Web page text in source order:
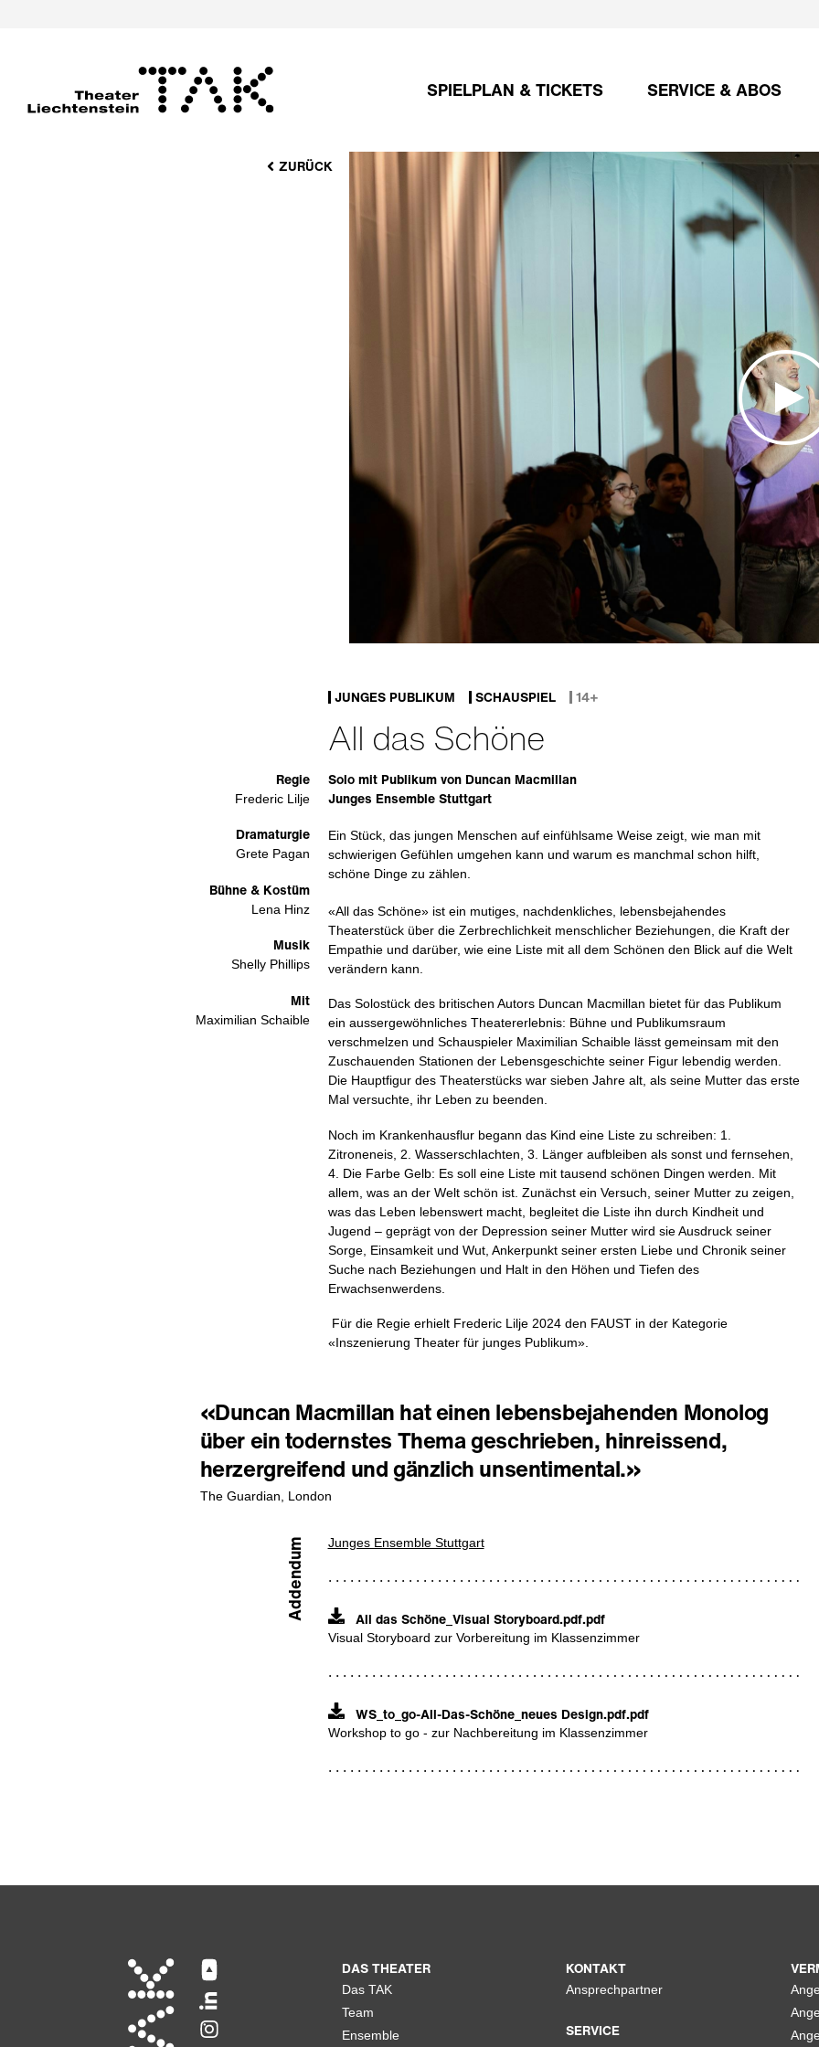
SPIELPLAN & TICKETS SERVICE & ABOS
ZURÜCK
JUNGES PUBLIKUM SCHAUSPIEL 14+
All das Schöne
Solo mit Publikum von Duncan Macmillan
Junges Ensemble Stuttgart
Ein Stück, das jungen Menschen auf einfühlsame Weise zeigt, wie man mit
schwierigen Gefühlen umgehen kann und warum es manchmal schon hilft,
schöne Dinge zu zählen.
«All das Schöne» ist ein mutiges, nachdenkliches, lebensbejahendes
Theaterstück über die Zerbrechlichkeit menschlicher Beziehungen, die Kraft der
Empathie und darüber, wie eine Liste mit all dem Schönen den Blick auf die Welt
verändern kann.
Das Solostück des britischen Autors Duncan Macmillan bietet für das Publikum
ein aussergewöhnliches Theatererlebnis: Bühne und Publikumsraum
verschmelzen und Schauspieler Maximilian Schaible lässt gemeinsam mit den
Zuschauenden Stationen der Lebensgeschichte seiner Figur lebendig werden.
Die Hauptfigur des Theaterstücks war sieben Jahre alt, als seine Mutter das erste
Mal versuchte, ihr Leben zu beenden.
Noch im Krankenhausflur begann das Kind eine Liste zu schreiben: 1.
Zitroneneis, 2. Wasserschlachten, 3. Länger aufbleiben als sonst und fernsehen,
4. Die Farbe Gelb: Es soll eine Liste mit tausend schönen Dingen werden. Mit
allem, was an der Welt schön ist. Zunächst ein Versuch, seiner Mutter zu zeigen,
was das Leben lebenswert macht, begleitet die Liste ihn durch Kindheit und
Jugend – geprägt von der Depression seiner Mutter wird sie Ausdruck seiner
Sorge, Einsamkeit und Wut, Ankerpunkt seiner ersten Liebe und Chronik seiner
Suche nach Beziehungen und Halt in den Höhen und Tiefen des
Erwachsenwerdens.
Für die Regie erhielt Frederic Lilje 2024 den FAUST in der Kategorie
«Inszenierung Theater für junges Publikum».
Regie
Frederic Lilje
Dramaturgie
Grete Pagan
Bühne & Kostüm
Lena Hinz
Musik
Shelly Phillips
Mit
Maximilian Schaible
«Duncan Macmillan hat einen lebensbejahenden Monolog
über ein todernstes Thema geschrieben, hinreissend,
herzergreifend und gänzlich unsentimental.»
The Guardian, London
Addendum Junges Ensemble Stuttgart
All das Schöne_Visual Storyboard.pdf.pdf
Visual Storyboard zur Vorbereitung im Klassenzimmer
WS_to_go-All-Das-Schöne_neues Design.pdf.pdf
Workshop to go - zur Nachbereitung im Klassenzimmer
DAS THEATER
Das TAK
Team
Ensemble
KONTAKT
Ansprechpartner
SERVICE